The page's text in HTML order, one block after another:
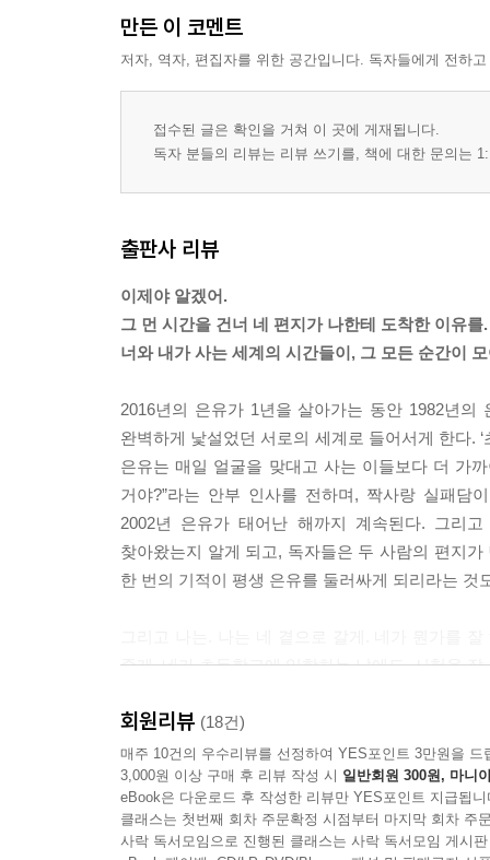
만든 이 코멘트
저자, 역자, 편집자를 위한 공간입니다. 독자들에게 전하
접수된 글은 확인을 거쳐 이 곳에 게재됩니다.
독자 분들의 리뷰는 리뷰 쓰기를, 책에 대한 문의는
출판사 리뷰
이제야 알겠어.
그 먼 시간을 건너 네 편지가 나한테 도착한 이유를.
너와 내가 사는 세계의 시간들이, 그 모든 순간이
2016년의 은유가 1년을 살아가는 동안 1982년
완벽하게 낯설었던 서로의 세계로 들어서게 한다.
은유는 매일 얼굴을 맞대고 사는 이들보다 더 가
거야?”라는 안부 인사를 전하며, 짝사랑 실패담
2002년 은유가 태어난 해까지 계속된다. 그리
찾아왔는지 알게 되고, 독자들은 두 사람의 편지
한 번의 기적이 평생 은유를 둘러싸게 되리라는 것
줄게. 네가 초등학교에 입학하는 날에도, 시험을
이 소설은 매력 있다. 계속 읽게 만드는 것. 감동
(소설가, 심사평에서)
사랑하는 사람들을 잃은 사람에게 필요한 것은
회원리뷰 (18건)
매주 10건의 우수리뷰를 선정하여 YES포인트 3만원을 드
3,000원 이상 구매 후 리뷰 작성 시 일반회원 300원, 마니
eBook은 다운로드 후 작성한 리뷰만 YES포인트 지급됩니
클래스는 첫번째 회차 주문확정 시점부터 마지막 회차 주
사락 독서모임으로 진행된 클래스는 사락 독서모임 게시